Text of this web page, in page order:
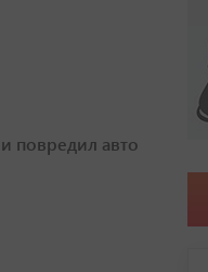
повредил авто